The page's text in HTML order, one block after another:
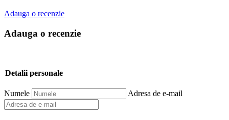
Adauga o recenzie
Adauga o recenzie
Detalii personale
Numele Adresa de e-mail